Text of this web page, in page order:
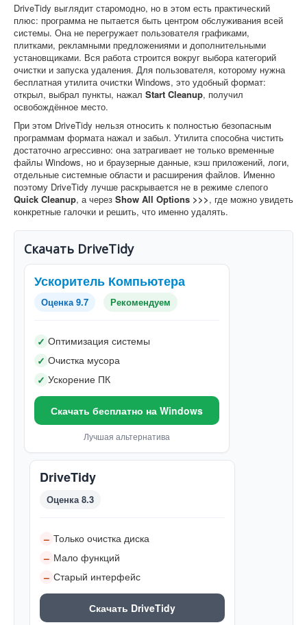
DriveTidy выглядит старомодно, но в этом есть практический
плюс: программа не пытается быть центром обслуживания всей
системы. Она не перегружает пользователя графиками,
плитками, рекламными предложениями и дополнительными
установщиками. Вся работа строится вокруг выбора категорий
очистки и запуска удаления. Для пользователя, которому нужна
бесплатная утилита очистки Windows, это удобный формат:
открыл, выбрал пункты, нажал Start Cleanup, получил
освобождённое место.
При этом DriveTidy нельзя относить к полностью безопасным
программам формата нажал и забыл. Утилита способна чистить
достаточно агрессивно: она затрагивает не только временные
файлы Windows, но и браузерные данные, кэш приложений, логи,
отдельные системные области и расширения файлов. Именно
поэтому DriveTidy лучше раскрывается не в режиме слепого
Quick Cleanup, а через Show All Options >>>, где можно увидеть
конкретные галочки и решить, что именно удалять.
Скачать DriveTidy
Ускоритель Компьютера
Оценка 9.7 Рекомендуем
✓ Оптимизация системы
✓ Очистка мусора
✓ Ускорение ПК
Скачать бесплатно на Windows
Лучшая альтернатива
DriveTidy
Оценка 8.3
– Только очистка диска
– Мало функций
– Старый интерфейс
Скачать DriveTidy